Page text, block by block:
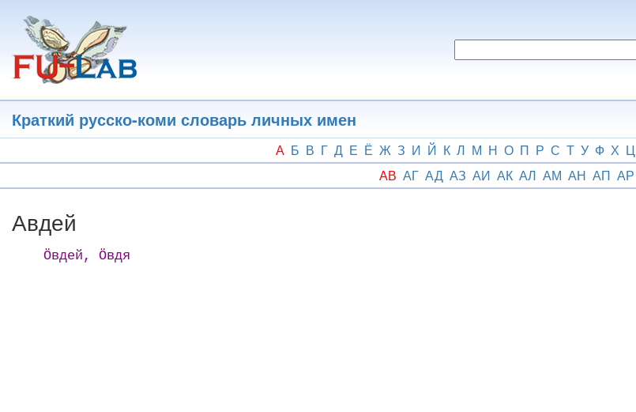
основному
содержанию
Краткий русско-коми словарь личных имен
А Б В Г Д Е Ё Ж З И Й К Л М Н О П Р С Т У Ф Х Ц
АВ АГ АД АЗ АИ АК АЛ АМ АН АП АР
Авдей
Ӧвдей, Ӧвдя